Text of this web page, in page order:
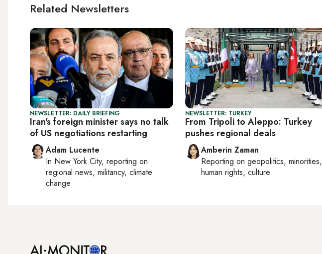
Related Newsletters
NEWSLETTER: DAILY BRIEFING
Iran's foreign minister says no talk
of US negotiations restarting
Adam Lucente
In New York City, reporting on
regional news, militancy, climate
change
NEWSLETTER: TURKEY
From Tripoli to Aleppo: Turkey
pushes regional deals
Amberin Zaman
Reporting on geopolitics, minorities,
human rights, culture